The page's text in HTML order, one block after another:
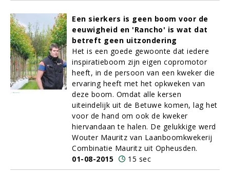
Een sierkers is geen boom voor de
eeuwigheid en 'Rancho' is wat dat
betreft geen uitzondering
Het is een goede gewoonte dat iedere
inspiratieboom zijn eigen copromotor
heeft, in de persoon van een kweker die
ervaring heeft met het opkweken van
deze boom. Omdat alle kersen
uiteindelijk uit de Betuwe komen, lag het
voor de hand om ook de kweker
hiervandaan te halen. De gelukkige werd
Wouter Mauritz van Laanboomkwekerij
Combinatie Mauritz uit Opheusden.
01-08-2015
15 sec